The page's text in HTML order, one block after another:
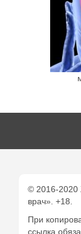
© 2016-2020
врач». +18.
При
ссылка